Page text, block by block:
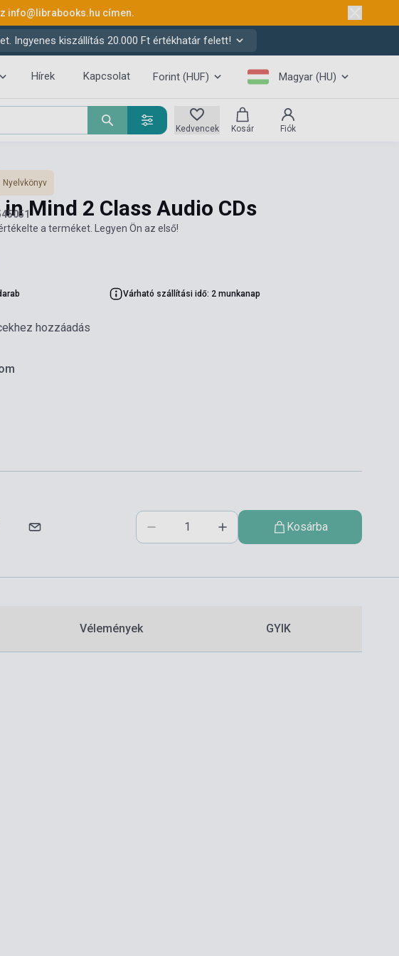
info@librabooks.hu címen.
Ingyenes kiszállítás 20.000 Ft értékhatár felett!
Hírek Kapcsolat Forint (HUF) Magyar (HU)
Kedvencek Kosár Fiók
Nyelvkönyv
Mind 2 Class Audio CDs
a terméket. Legyen Ön az első!
Várható szállítási idő: 2 munkanap
hozzáadás
Kosárba
Vélemények GYIK